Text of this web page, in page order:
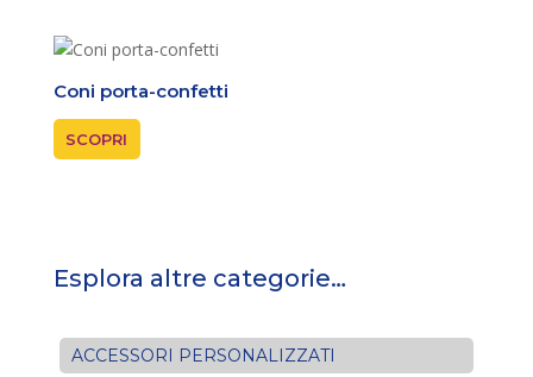
Coni porta-confetti
SCOPRI
Esplora altre categorie…
ACCESSORI PERSONALIZZATI